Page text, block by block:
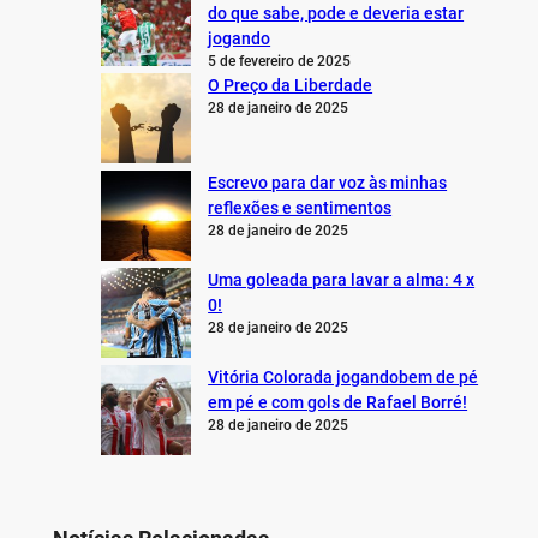
do que sabe, pode e deveria estar
jogando
5 de fevereiro de 2025
O Preço da Liberdade
28 de janeiro de 2025
Escrevo para dar voz às minhas
reflexões e sentimentos
28 de janeiro de 2025
Uma goleada para lavar a alma: 4 x
0!
28 de janeiro de 2025
Vitória Colorada jogandobem de pé
em pé e com gols de Rafael Borré!
28 de janeiro de 2025